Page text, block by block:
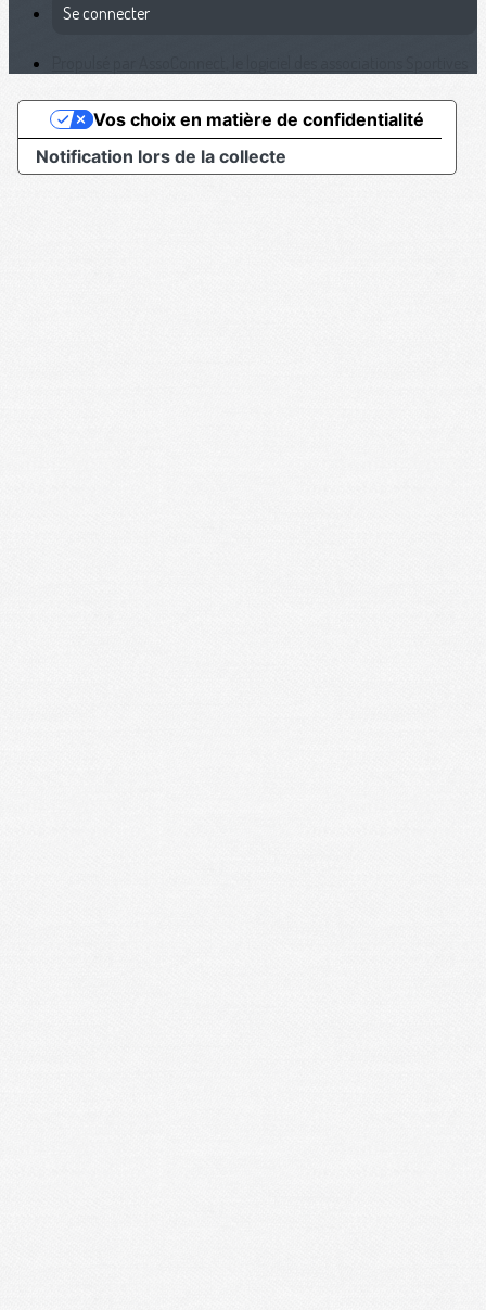
Se connecter
Notification lors de la collecte
Vos choix en matière de confidentialité